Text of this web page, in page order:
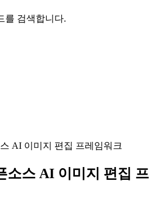
를 검색합니다.
AI 이미지 편집 프레임워크
소스 AI 이미지 편집 프